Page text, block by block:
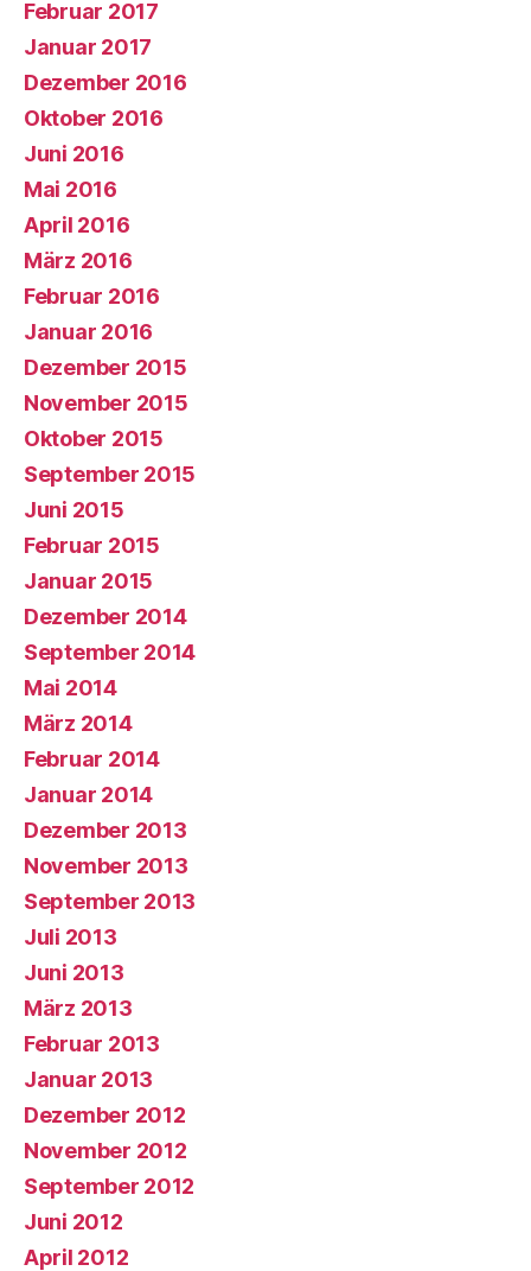
Februar 2017
Januar 2017
Dezember 2016
Oktober 2016
Juni 2016
Mai 2016
April 2016
März 2016
Februar 2016
Januar 2016
Dezember 2015
November 2015
Oktober 2015
September 2015
Juni 2015
Februar 2015
Januar 2015
Dezember 2014
September 2014
Mai 2014
März 2014
Februar 2014
Januar 2014
Dezember 2013
November 2013
September 2013
Juli 2013
Juni 2013
März 2013
Februar 2013
Januar 2013
Dezember 2012
November 2012
September 2012
Juni 2012
April 2012